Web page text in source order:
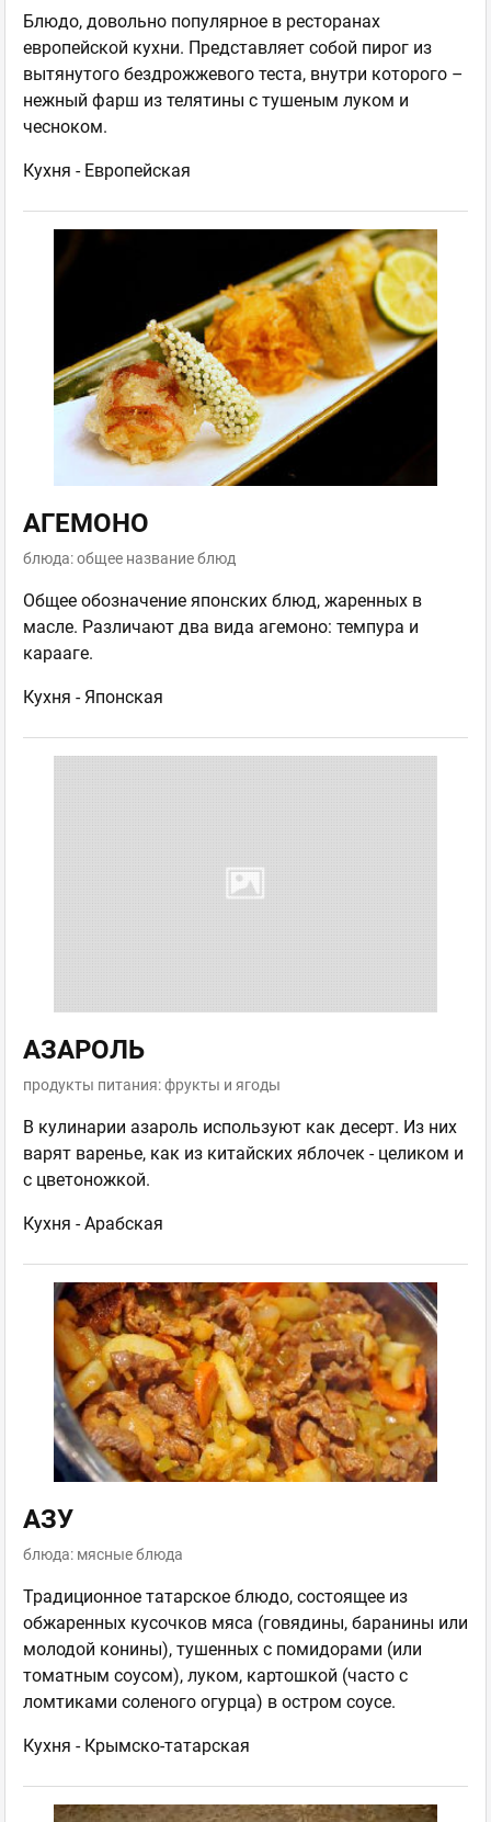
Блюдо, довольно популярное в ресторанах
европейской кухни. Представляет собой пирог из
вытянутого бездрожжевого теста, внутри которого –
нежный фарш из телятины с тушеным луком и
чесноком.
Кухня - Европейская
АГЕМОНО
блюда: общее название блюд
Общее обозначение японских блюд, жаренных в
масле. Различают два вида агемоно: темпура и
карааге.
Кухня - Японская
АЗАРОЛЬ
продукты питания: фрукты и ягоды
В кулинарии азароль используют как десерт. Из них
варят варенье, как из китайских яблочек - целиком и
с цветоножкой.
Кухня -Арабская
АЗУ
блюда: мясные блюда
Традиционное татарское блюдо, состоящее из
обжаренных кусочков мяса (говядины, баранины или
молодой конины), тушенных с помидорами (или
томатным соусом), луком, картошкой (часто с
ломтиками соленого огурца) в остром соусе.
Кухня - Крымско-татарская